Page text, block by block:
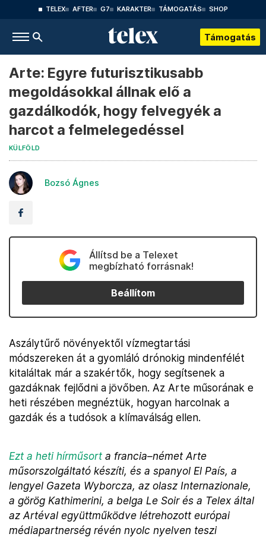
TELEX AFTER G7 KARAKTER TÁMOGATÁS SHOP
Támogatás
Arte: Egyre futurisztikusabb
megoldásokkal állnak elő a
gazdálkodók, hogy felvegyék a
harcot a felmelegedéssel
KÜLFÖLD
Bozsó Ágnes
Állítsd be a Telexet
megbízható forrásnak!
Beállítom
Aszálytűrő növényektől vízmegtartási
módszereken át a gyomláló drónokig mindenfélét
kitaláltak már a szakértők, hogy segítsenek a
gazdáknak fejlődni a jövőben. Az Arte műsorának e
heti részében megnéztük, hogyan harcolnak a
gazdák és a tudósok a klímaválság ellen.
Ezt a heti hírműsort a francia–német Arte
műsorszolgáltató készíti, és a spanyol El País, a
lengyel Gazeta Wyborcza, az olasz Internazionale,
a görög Kathimerini, a belga Le Soir és a Telex által
az Artéval együttműködve létrehozott európai
médiapartnerség révén nyolc nyelven teszi